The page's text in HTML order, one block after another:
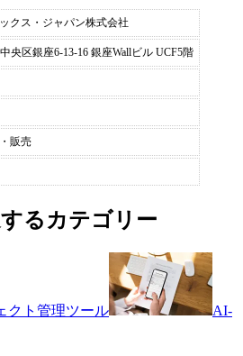
クス・ジャパン株式会社
央区銀座6-13-16 銀座Wallビル UCF5階
販売
るカテゴリー
クト管理ツール AI-